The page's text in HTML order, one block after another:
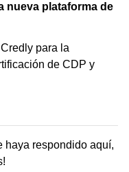
nueva plataforma de
para la
de CDP y
haya respondido aquí,